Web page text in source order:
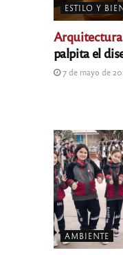
ESTILO Y
Arquitectura
palpita el
7 de mayo de
AMBIENTE